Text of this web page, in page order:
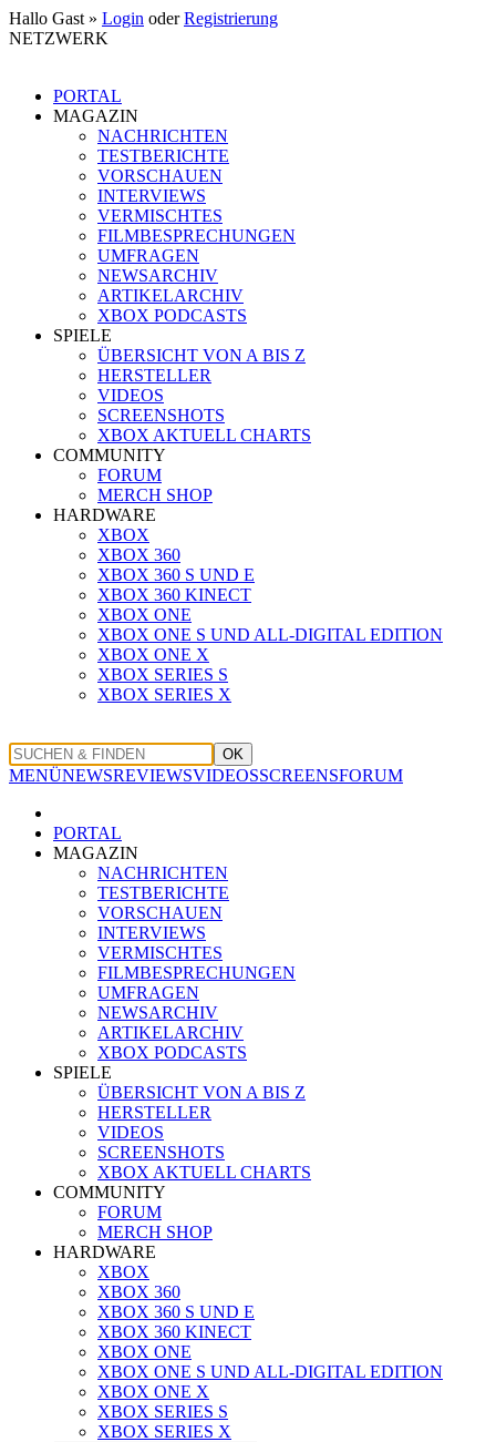
Hallo Gast » Login oderRegistrierung
NETZWERK
PORTAL
MAGAZIN
NACHRICHTEN
TESTBERICHTE
VORSCHAUEN
INTERVIEWS
VERMISCHTES
FILMBESPRECHUNGEN
UMFRAGEN
NEWSARCHIV
ARTIKELARCHIV
XBOX PODCASTS
SPIELE
ÜBERSICHT VON A BIS Z
HERSTELLER
VIDEOS
SCREENSHOTS
XBOX AKTUELL CHARTS
COMMUNITY
FORUM
MERCH SHOP
HARDWARE
XBOX
XBOX 360
XBOX 360 S UND E
XBOX 360 KINECT
XBOX ONE
XBOX ONE S UND ALL-DIGITAL EDITION
XBOX ONE X
XBOX SERIES S
XBOX SERIES X
OK
MENÜNEWSREVIEWSVIDEOSSCREENSFORUM
PORTAL
MAGAZIN
NACHRICHTEN
TESTBERICHTE
VORSCHAUEN
INTERVIEWS
VERMISCHTES
FILMBESPRECHUNGEN
UMFRAGEN
NEWSARCHIV
ARTIKELARCHIV
XBOX PODCASTS
SPIELE
ÜBERSICHT VON A BIS Z
HERSTELLER
VIDEOS
SCREENSHOTS
XBOX AKTUELL CHARTS
COMMUNITY
FORUM
MERCH SHOP
HARDWARE
XBOX
XBOX 360
XBOX 360 S UND E
XBOX 360 KINECT
XBOX ONE
XBOX ONE S UND ALL-DIGITAL EDITION
XBOX ONE X
XBOX SERIES S
XBOX SERIES X